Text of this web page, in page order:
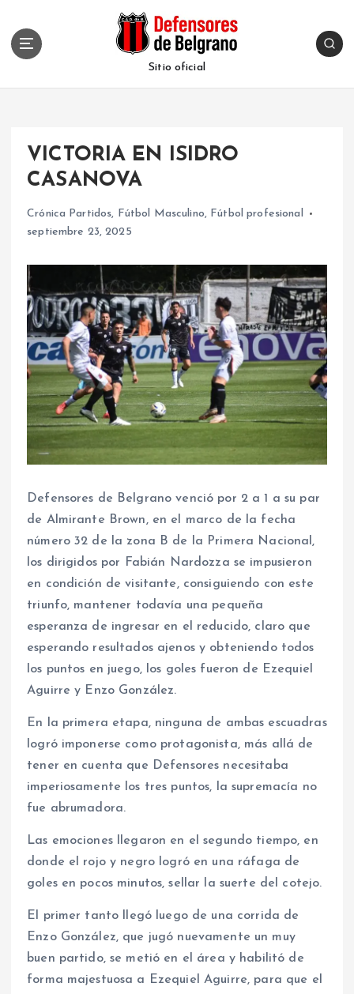
Sitio oficial
VICTORIA EN ISIDRO
CASANOVA
Crónica Partidos, Fútbol Masculino, Fútbol profesional
septiembre 23, 2025
Defensores de Belgrano venció por 2 a 1 a su par
de Almirante Brown, en el marco de la fecha
número 32 de la zona B de la Primera Nacional,
los dirigidos por Fabián Nardozza se impusieron
en condición de visitante, consiguiendo con este
triunfo, mantener todavía una pequeña
esperanza de ingresar en el reducido, claro que
esperando resultados ajenos y obteniendo todos
los puntos en juego, los goles fueron de Ezequiel
Aguirre y Enzo González.
En la primera etapa, ninguna de ambas escuadras
logró imponerse como protagonista, más allá de
tener en cuenta que Defensores necesitaba
imperiosamente los tres puntos, la supremacía no
fue abrumadora.
Las emociones llegaron en el segundo tiempo, en
donde el rojo y negro logró en una ráfaga de
goles en pocos minutos, sellar la suerte del cotejo.
El primer tanto llegó luego de una corrida de
Enzo González, que jugó nuevamente un muy
buen partido, se metió en el área y habilitó de
forma majestuosa a Ezequiel Aguirre, para que el